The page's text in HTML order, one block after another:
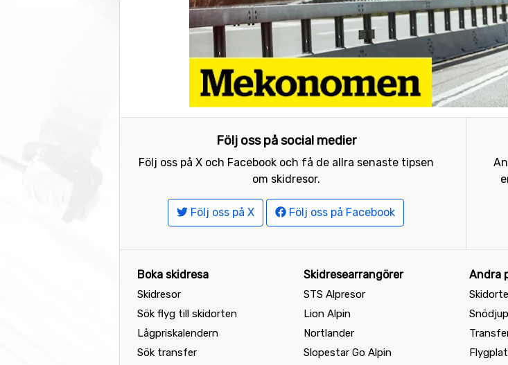
Följ oss på social medier
Följ oss på X och Facebook och få de allra senaste tipsen
om skidresor.
Följ oss på X Följ oss på Facebook
Boka skidresa
Skidresor
Sök flyg till skidorten
Lågpriskalendern
Sök transfer
Skidresearrangörer
STS Alpresor
Lion Alpin
Nortlander
Slopestar Go Alpin
Andra
Snödjup